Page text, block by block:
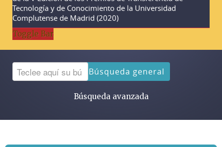
Tecnología y de Conocimiento de la Universidad
Complutense de Madrid (2020)
Toggle Bar
Búsqueda general
Búsqueda avanzada